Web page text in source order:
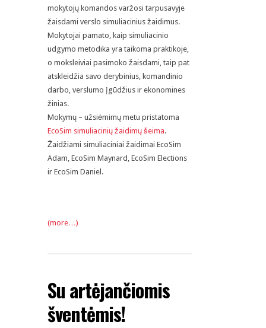
mokytojų komandos varžosi tarpusavyje
žaisdami verslo simuliacinius žaidimus.
Mokytojai pamato, kaip simuliacinio
udgymo metodika yra taikoma praktikoje,
o moksleiviai pasimoko žaisdami, taip pat
atskleidžia savo derybinius, komandinio
darbo, verslumo įgūdžius ir ekonomines
žinias.
Mokymų – užsiėmimų metu pristatoma
EcoSim simuliacinių žaidimų šeima.
Žaidžiami simuliaciniai žaidimai EcoSim
Adam, EcoSim Maynard, EcoSim Elections
ir EcoSim Daniel.
(more…)
Su artėjančiomis
šventėmis!